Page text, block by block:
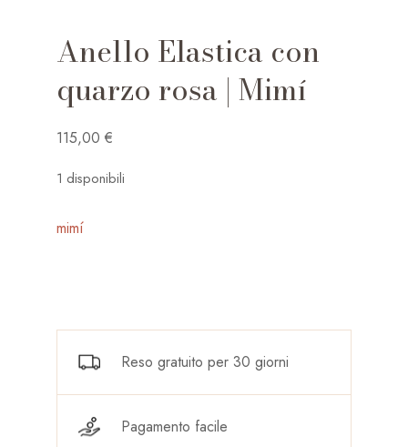
Anello Elastica con
quarzo rosa | Mimí
115,00€
1 disponibili
mimí
Reso gratuito per 30 giorni
Pagamento facile